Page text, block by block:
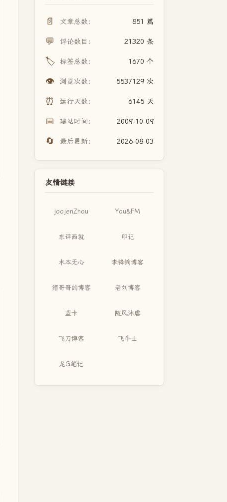
📄 文章总数： 851 篇
💬 评论数目： 21320 条
🏷️ 标签总数： 1670 个
👁️ 浏览次数： 5537129 次
⏰ 运行天数： 6145 天
📅 建站时间： 2009-10-09
🔄 最后更新： 2026-08-03
友情链接
joojenZhou You&FM
东评西就 印记
木本无心 李锋镝博客
缙哥哥的博客 老刘博客
蓝卡 随风沐虐
飞刀博客 飞牛士
龙G笔记